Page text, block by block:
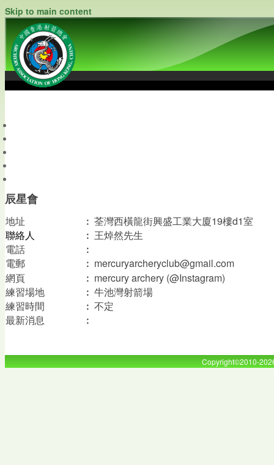
Skip to main content
辰星會
地址 ︰ 荃灣西橫龍街興盛工業大廈19樓d1室
聯絡人
︰ 王焯然先生
電話
︰
電郵 ︰ mercuryarcheryclub@gmail.com
網頁
︰ mercury archery (@Instagram)
練習場地
︰ 牛池灣射箭場
練習時間
︰ 不定
最新消息
︰
Copyright©2010-